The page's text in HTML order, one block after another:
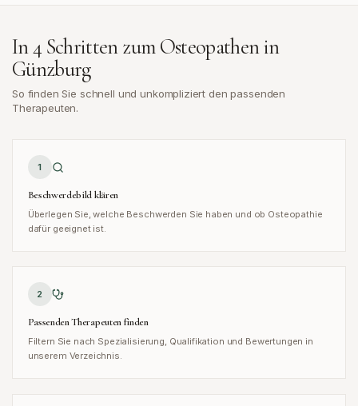
In 4 Schritten zum Osteopathen in
Günzburg
So finden Sie schnell und unkompliziert den passenden
Therapeuten.
1
Beschwerdebild klären
Überlegen Sie, welche Beschwerden Sie haben und ob Osteopathie
dafür geeignet ist.
2
Passenden Therapeuten finden
Filtern Sie nach Spezialisierung, Qualifikation und Bewertungen in
unserem Verzeichnis.